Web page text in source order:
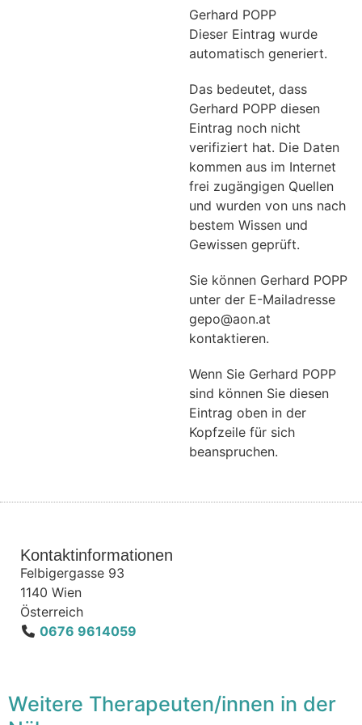
Gerhard POPP
Dieser Eintrag wurde
automatisch generiert.
Das bedeutet, dass
Gerhard POPP diesen
Eintrag noch nicht
verifiziert hat. Die Daten
kommen aus im Internet
frei zugängigen Quellen
und wurden von uns nach
bestem Wissen und
Gewissen geprüft.
Sie können Gerhard POPP
unter der E-Mailadresse
gepo@aon.at
kontaktieren.
Wenn Sie Gerhard POPP
sind können Sie diesen
Eintrag oben in der
Kopfzeile für sich
beanspruchen.
Kontaktinformationen
Felbigergasse 93
1140 Wien
Österreich
0676 9614059
Weitere Therapeuten/innen in der